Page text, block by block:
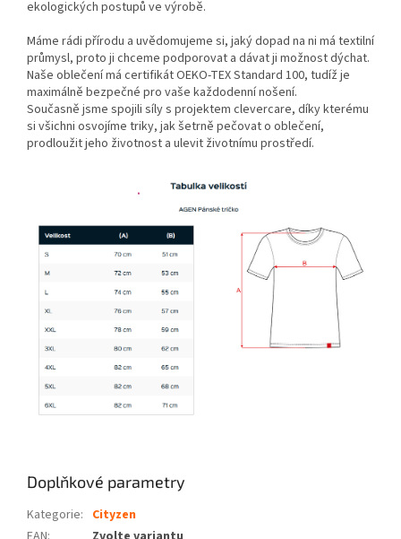
ekologických postupů ve výrobě.
Máme rádi přírodu a uvědomujeme si, jaký dopad na ni má textilní
průmysl, proto ji chceme podporovat a dávat ji možnost dýchat.
Naše oblečení má certifikát OEKO-TEX Standard 100, tudíž je
maximálně bezpečné pro vaše každodenní nošení.
Současně jsme spojili síly s projektem clevercare, díky kterému
si všichni osvojíme triky, jak šetrně pečovat o oblečení,
prodloužit jeho životnost a ulevit životnímu prostředí.
Doplňkové parametry
Kategorie: Cityzen